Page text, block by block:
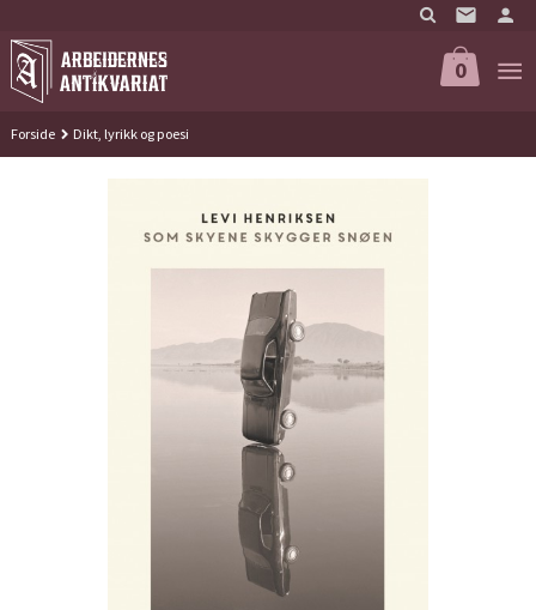
til
innholdet
0
Forside Dikt, lyrikk og poesi